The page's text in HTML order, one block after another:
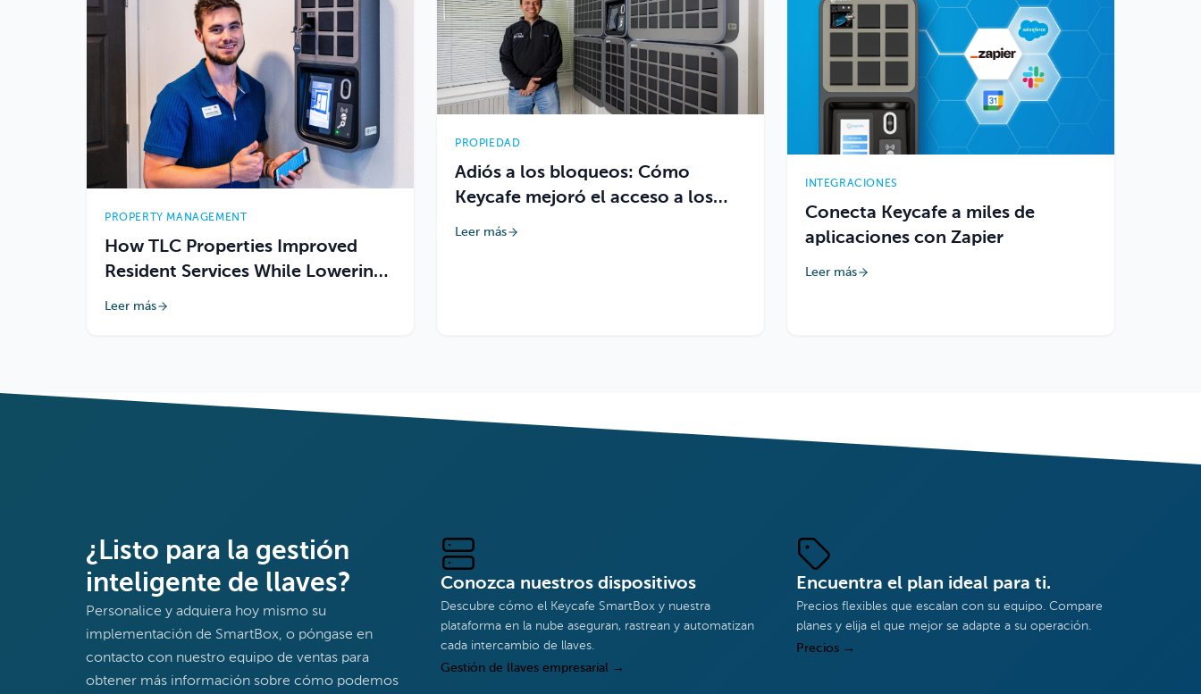
PROPERTY MANAGEMENT
How TLC Properties Improved
Resident Services While Lowering
Costs Using Keycafe
Leer más
PROPIEDAD
Adiós a los bloqueos: Cómo
Keycafe mejoró el acceso a los
inmuebles y la satisfacción de los
Leer más
INTEGRACIONES
Conecta Keycafe a miles de
aplicaciones con Zapier
Leer más
¿Listo para la gestión
inteligente de llaves?
Personalice y adquiera hoy mismo su
implementación de SmartBox, o póngase en
contacto con nuestro equipo de ventas para
obtener más información sobre cómo podemos
Conozca nuestros dispositivos
Descubre cómo el Keycafe SmartBox y nuestra
plataforma en la nube aseguran, rastrean y automatizan
cada intercambio de llaves.
Gestión de llaves empresarial →
Encuentra el plan ideal para ti.
Precios flexibles que escalan con su equipo. Compare
planes y elija el que mejor se adapte a su operación.
Precios →